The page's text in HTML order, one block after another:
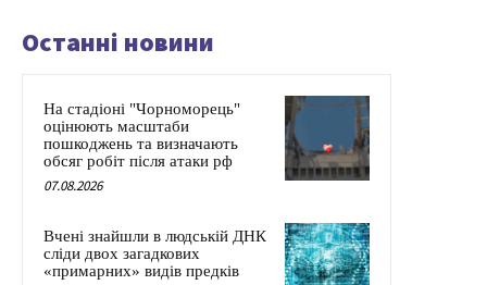
Останні новини
На стадіоні "Чорноморець"
оцінюють масштаби
пошкоджень та визначають
обсяг робіт після атаки рф
07.08.2026
Вчені знайшли в людській ДНК
сліди двох загадкових
«примарних» видів предків